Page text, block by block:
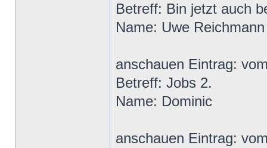
Betreff: Bin jetzt auch
Name: Uwe Reichmann
anschauen Eintrag:
Betreff: Jobs 2.
Name: Dominic
anschauen Eintrag: